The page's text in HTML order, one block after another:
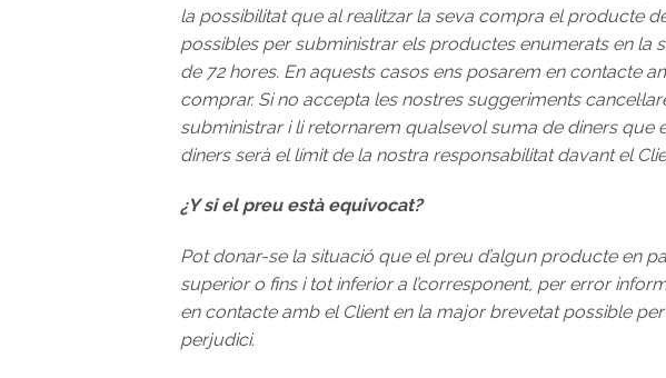
la possibilitat que al realitzar la seva compra el producte
possibles per subministrar els productes enumerats en
de 72 hores. En aquests casos ens posarem en contacte
comprar. Si no accepta les nostres suggeriments
subministrar i li retornarem qualsevol suma de diners que
diners serà el límit de la nostra responsabilitat davant el
¿Y si el preu està equivocat?
Pot donar-se la situació que el preu d’algun producte en
superior o fins i tot inferior a l’corresponent, per error
en contacte amb el Client en la major brevetat possible
perjudici.